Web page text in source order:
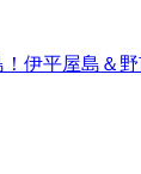
伊平屋島＆